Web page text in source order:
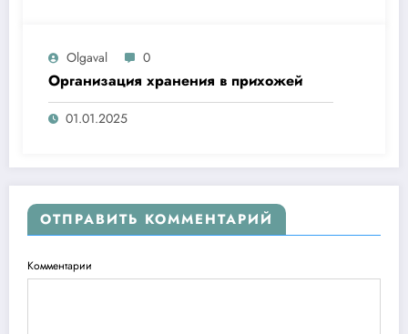
Olgaval 0
Организация хранения в прихожей
01.01.2025
ОТПРАВИТЬ КОММЕНТАРИЙ
Комментарии